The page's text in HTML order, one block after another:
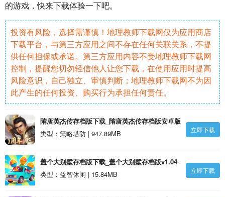
的游戏，快来下载体验一下吧。
投资有风险，选择需谨慎！地理教师下载网仅为应用商店
下载平台，与第三方应用之间不存在任何关联关系，不提
供任何担保或承诺。第三方应用内容不受地理教师下载网
控制，提醒您切勿轻信他人让您下载，在使用应用时提高
风险意识，自己独立、审慎判断；地理教师下载网不为因
此产生的任何投资、购买行为承担任何责任。
隋唐英杰传存档版下载_隋唐英杰传存档版安卓版
类型：策略塔防 | 947.89MB
立即下载
盖个大别墅存档版下载_盖个大别墅存档版v1.04
安卓版
类型：益智休闲 | 15.84MB 立即下载